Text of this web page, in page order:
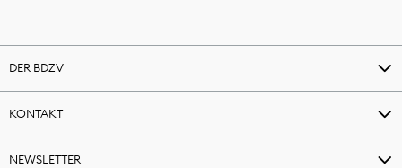
DER BDZV
KONTAKT
NEWSLETTER